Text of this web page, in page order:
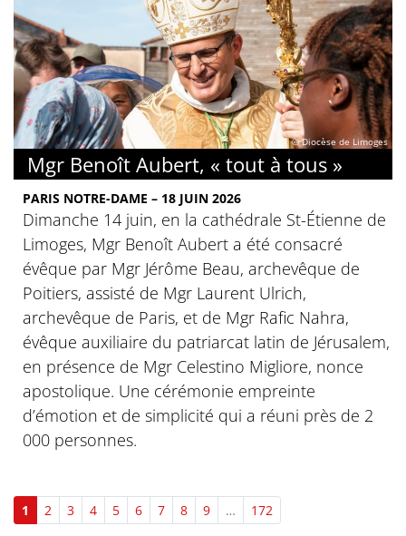
© Diocèse de Limoges
Mgr Benoît Aubert, « tout à tous »
PARIS NOTRE-DAME – 18 JUIN 2026
Dimanche 14 juin, en la cathédrale St-Étienne de
Limoges, Mgr Benoît Aubert a été consacré
évêque par Mgr Jérôme Beau, archevêque de
Poitiers, assisté de Mgr Laurent Ulrich,
archevêque de Paris, et de Mgr Rafic Nahra,
évêque auxiliaire du patriarcat latin de Jérusalem,
en présence de Mgr Celestino Migliore, nonce
apostolique. Une cérémonie empreinte
d’émotion et de simplicité qui a réuni près de 2
000 personnes.
1 2 3 4 5 6 7 8 9 … 172